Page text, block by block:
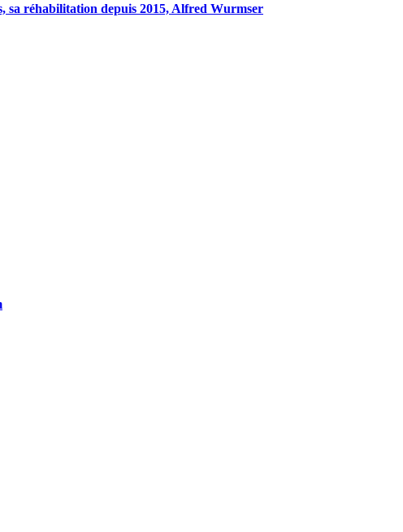
sa réhabilitation depuis 2015, Alfred Wurmser